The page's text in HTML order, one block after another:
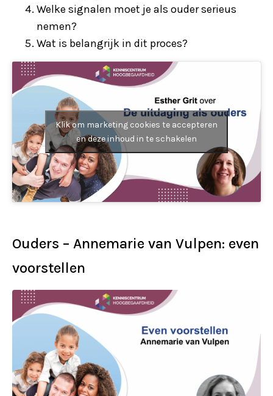
Welke signalen moet je als ouder serieus
nemen?
Wat is belangrijk in dit proces?
Klik om marketing cookies te accepteren
en deze inhoud in te schakelen
Ouders – Annemarie van Vulpen: even
voorstellen